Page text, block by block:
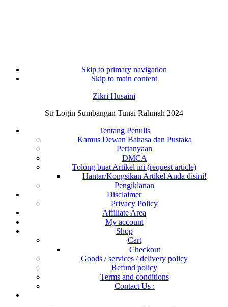
Skip to primary navigation
Skip to main content
Zikri Husaini
Str Login Sumbangan Tunai Rahmah 2024
Tentang Penulis
Kamus Dewan Bahasa dan Pustaka
Pertanyaan
DMCA
Tolong buat Artikel ini (request article)
Hantar/Kongsikan Artikel Anda disini!
Pengiklanan
Disclaimer
Privacy Policy
Affiliate Area
My account
Shop
Cart
Checkout
Goods / services / delivery policy
Refund policy
Terms and conditions
Contact Us :